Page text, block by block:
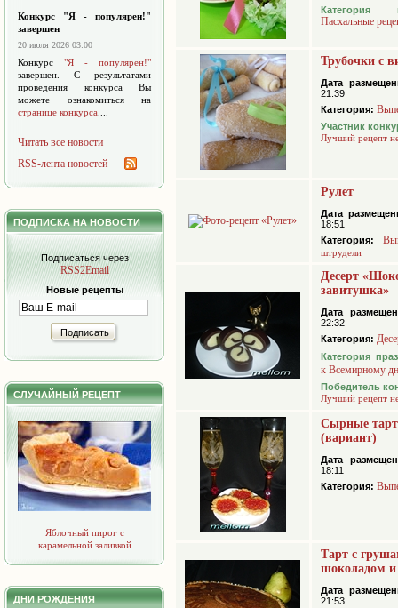
Конкурс "Я - популярен!"
завершен
20 июля 2026 03:00
Конкурс "Я - популярен!"
завершен. С результатами
проведения конкурса Вы
можете ознакомиться на
странице конкурса
Читать все новости
RSS-лента новостей
ПОДПИСКА НА НОВОСТИ
Подписаться через
RSS2Email
Новые рецепты
Подписать
СЛУЧАЙНЫЙ РЕЦЕПТ
Яблочный пирог с
карамельной заливкой
ДНИ РОЖДЕНИЯ
Категория
Пасхальные
Трубочки с
Дата
21:39
Категория:
Участник
Лучший рецепт
Рулет
Дата
18:51
Категория:
штрудели
Десерт
завитушка»
Дата
22:32
Категория:
Категория
к Всемирному
Победитель
Лучший рецепт
Сырные
(вариант)
Дата
18:11
Категория:
Тарт с
шоколадом
Дата
21:53